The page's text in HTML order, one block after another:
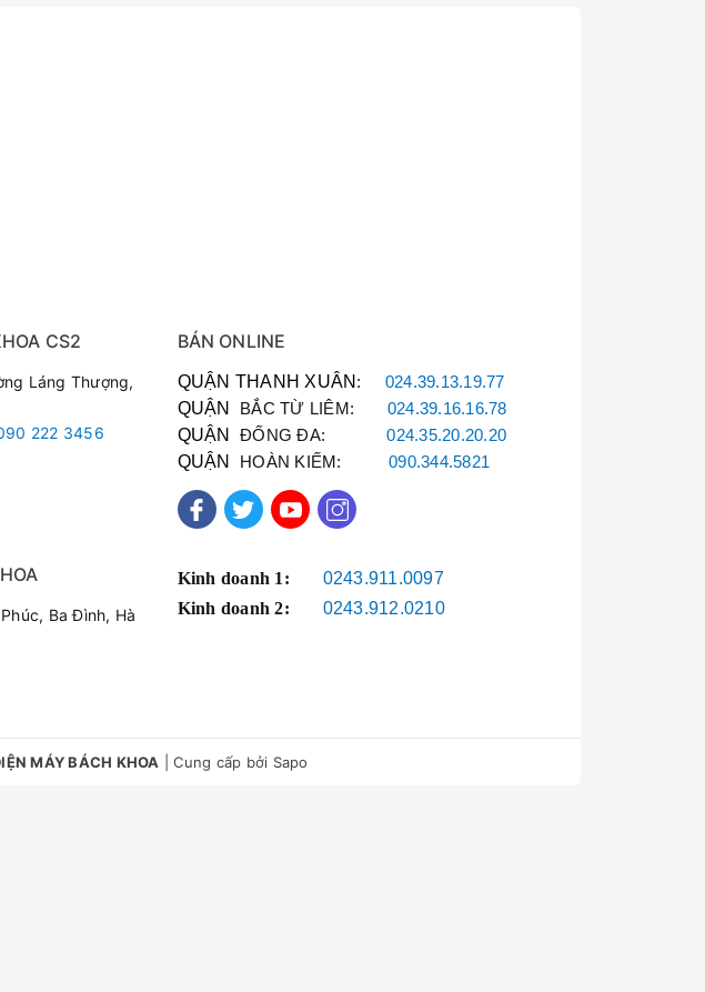
CS2
Láng Thượng,
222 3456
BÁN ONLINE
QUẬN THANH XUÂN : 024.39.13.19.77
QUẬN BẮC TỪ LIÊM: 024.39.16.16.78
QUẬN ĐỐNG ĐA:024.35.20.20.20
QUẬN HOÀN KIẾM:090.344.5821
Ba Đình, Hà
Kinh doanh 1:
0243.911.0097
Kinh doanh 2:
0243.912.0210
MÁY BÁCH KHOA Cung cấp bởi Sapo